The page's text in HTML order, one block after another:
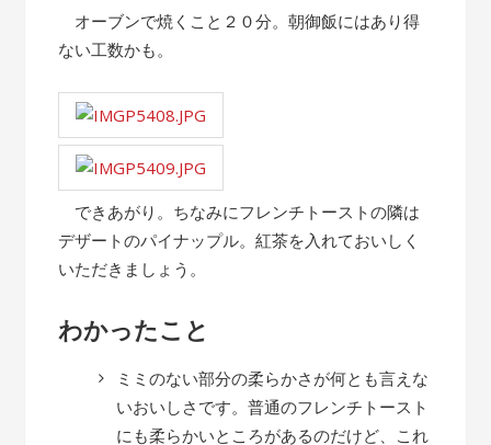
オーブンで焼くこと２０分。朝御飯にはあり得
ない工数かも。
できあがり。ちなみにフレンチトーストの隣は
デザートのパイナップル。紅茶を入れておいしく
いただきましょう。
わかったこと
ミミのない部分の柔らかさが何とも言えな
いおいしさです。普通のフレンチトースト
にも柔らかいところがあるのだけど、これ